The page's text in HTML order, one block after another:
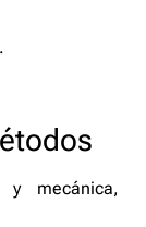
y mecánica,